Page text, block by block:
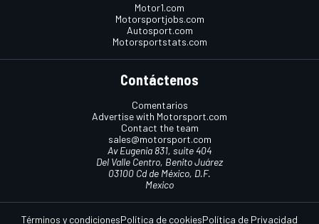
Motor1.com
Motorsportjobs.com
Autosport.com
Motorsportstats.com
Contáctenos
Comentarios
Advertise with Motorsport.com
Contact the team
sales@motorsport.com
Av Eugenia 831, suite 404
Del Valle Centro, Benito Juárez
03100 Cd de México, D.F.
Mexico
Términos y condicionesPolítica de cookiesPolítica de Privacidad